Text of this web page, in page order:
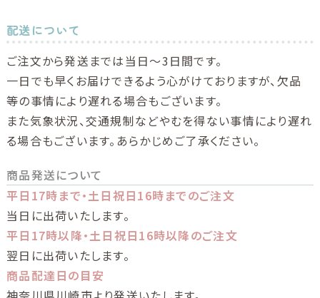
配送について
ご注文から発送までは当日～3日間です。
一日でも早くお届けできるよう心がけておりますが、欠品
等の事情により遅れる場合もございます。
また気象状況、交通規制などやむを得ない事情により遅れ
る場合もございます。あらかじめご了承ください。
商品発送について
平日17時まで・土日祝日16時までのご注文
当日に出荷いたします。
平日17時以降・土日祝日16時以降のご注文
翌日に出荷いたします。
商品配達日の目安